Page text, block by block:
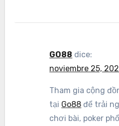
GO88 dice:
noviembre 25,
Tham gia cộng
tại Go88 để trải
chơi bài, poker